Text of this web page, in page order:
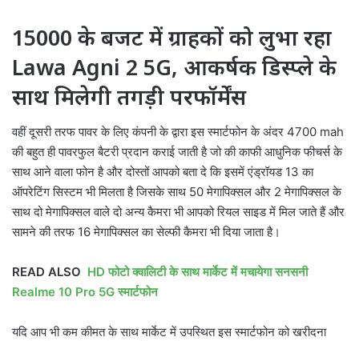
15000 के बजट में ग्राहकों को लुभा रहा
Lawa Agni 2 5G, आकर्षक डिस्प्ले के
साथ मिलेगी तगड़ी परफॉर्मेंस
वहीं दूसरी तरफ पावर के लिए कंपनी के द्वारा इस स्मार्टफोन के अंदर 4700 mah
की बहुत ही पावरफुल बैटरी प्रदान कराई जाती है जो की काफी आधुनिक फीचर्स के
साथ आने वाला फोन है और दोस्तों आपको बता दे कि इसमें एंड्रॉयड 13 का
ऑपरेटिंग सिस्टम भी मिलता है जिसके साथ 50 मेगापिक्सल और 2 मेगापिक्सल के
साथ दो मेगापिक्सल वाले दो अन्य कैमरा भी आपको रियल साइड में मिल जाते हैं और
सामने की तरफ 16 मेगापिक्सल का सेल्फी कैमरा भी दिया जाता है।
READ ALSO HD फोटो क्वालिटी के साथ मार्केट में मचायेगा सनसनी
Realme 10 Pro 5G स्मार्टफोन
यदि आप भी कम कीमत के साथ मार्केट में उपस्थित इस स्मार्टफोन को खरीदना